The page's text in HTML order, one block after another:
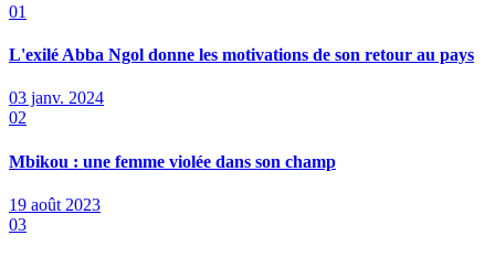
01
L'exilé Abba Ngol donne les motivations de son retour au pays
03 janv. 2024
02
Mbikou : une femme violée dans son champ
19 août 2023
03